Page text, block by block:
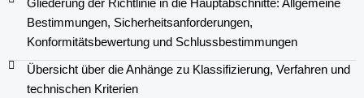
Gliederung der Richtlinie in die Hauptabschnitte: Allgemeine
Bestimmungen, Sicherheitsanforderungen,
Konformitätsbewertung und Schlussbestimmungen
Übersicht über die Anhänge zu Klassifizierung, Verfahren und
technischen Kriterien